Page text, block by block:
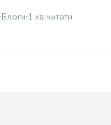
Блоги 1 хв читати